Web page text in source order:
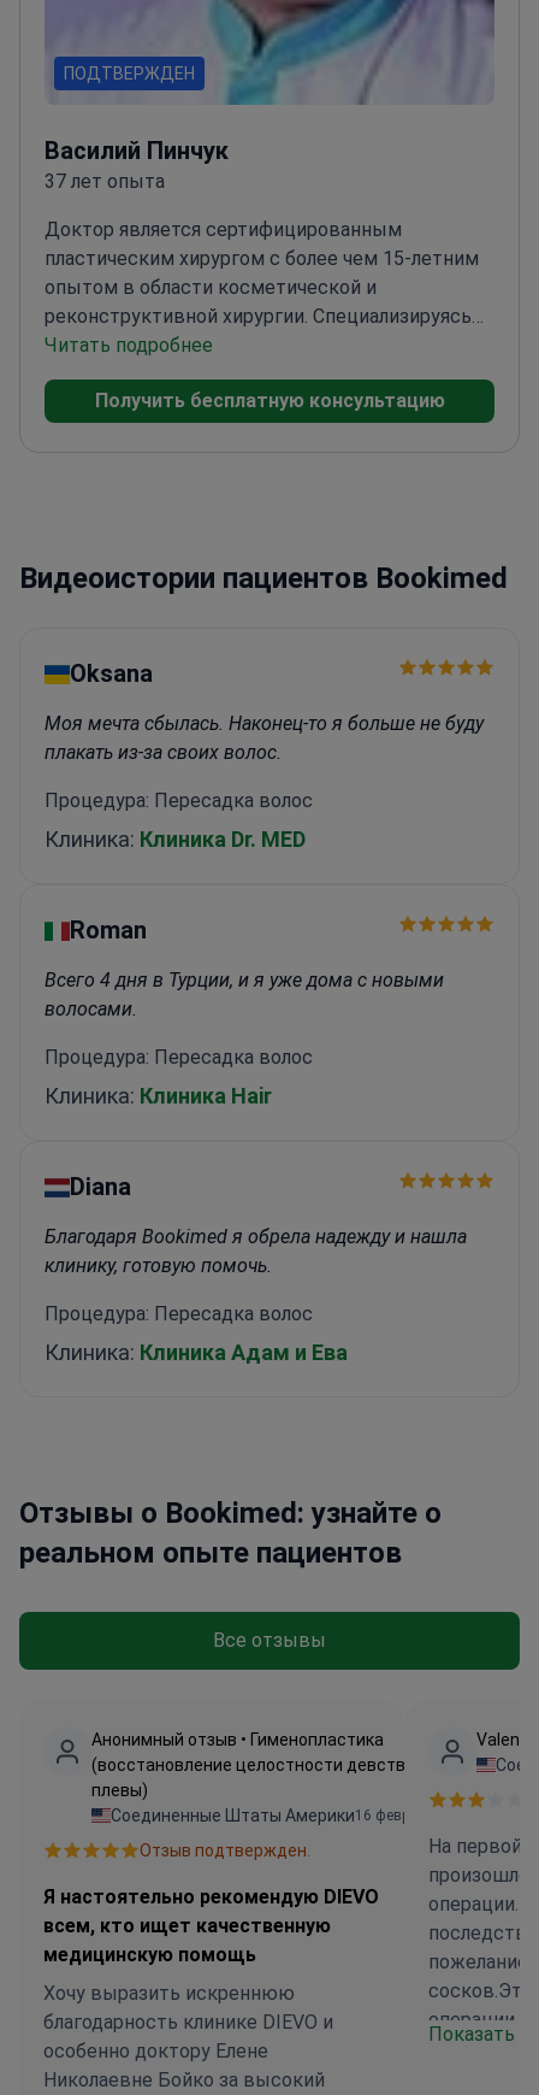
ПОДТВЕРЖДЕН
Василий Пинчук
37 лет опыта
Доктор является сертифицированным
пластическим хирургом с более чем 15-летним
опытом в области косметической и
реконструктивной хирургии. Специализируясь
на омоложении лица и контурировании тела,
доктор провел более 5000 успешных операций.
Доктор является членом Американского
множество статей в рецензируемых журналах.
инвазивных процедурах.<\/p>
Читать подробнее
Получить бесплатную консультацию
Видеоистории пациентов Bookimed
Oksana
Моя мечта сбылась. Наконец-то я больше не буду
плакать из-за своих волос.
Процедура: Пересадка волос
Клиника: Клиника Dr. MED
Roman
Всего 4 дня в Турции, и я уже дома с новыми
волосами.
Процедура: Пересадка волос
Клиника: Клиника Hair
Diana
Благодаря Bookimed я обрела надежду и нашла
клинику, готовую помочь.
Процедура: Пересадка волос
Клиника: Клиника Адам и Ева
Отзывы о Bookimed: узнайте о
реальном опыте пациентов
Все отзывы
Анонимный отзыв • Гименопластика
(восстановление целостности девственной
плевы)
Соединенные Штаты Америки16 февр. 2025 г.
Отзыв подтвержден.
Я настоятельно рекомендую DIEVO
всем, кто ищет качественную
медицинскую помощь
Хочу выразить искреннюю
благодарность клинике DIEVO и
особенно доктору Елене
Николаевне Бойко за высокий
На первой
произошло
операции.
пожелание
операции,
огромный
Показать